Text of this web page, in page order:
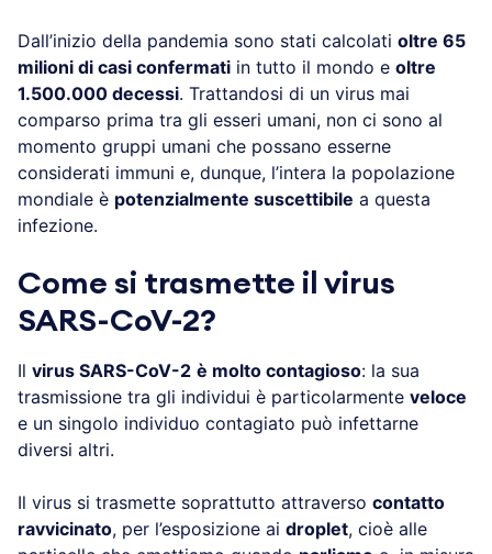
Dall’inizio della pandemia sono stati calcolati oltre 65
milioni di casi confermati in tutto il mondo e oltre
1.500.000 decessi. Trattandosi di un virus mai
comparso prima tra gli esseri umani, non ci sono al
momento gruppi umani che possano esserne
considerati immuni e, dunque, l’intera la popolazione
mondiale è potenzialmente suscettibile a questa
infezione.
Come si trasmette il virus
SARS-CoV-2?
Il virus SARS-CoV-2 è molto contagioso: la sua
trasmissione tra gli individui è particolarmente veloce
e un singolo individuo contagiato può infettarne
diversi altri.
Il virus si trasmette soprattutto attraverso contatto
ravvicinato, per l’esposizione ai droplet, cioè alle